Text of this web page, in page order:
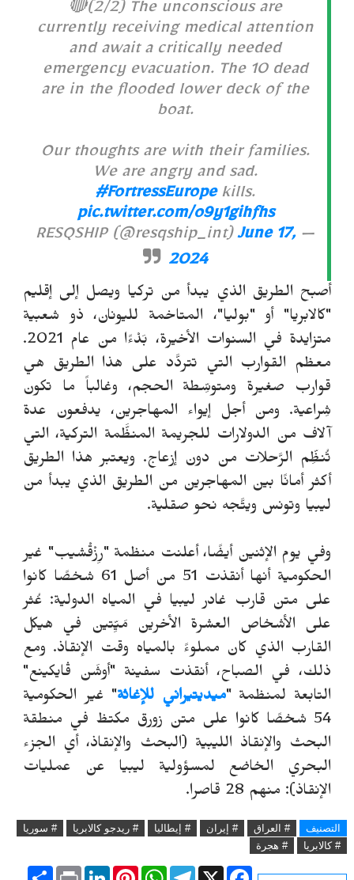
🔴(2/2) The unconscious are
currently receiving medical attention
and await a critically needed
emergency evacuation. The 10 dead
are in the flooded lower deck of the
boat.
Our thoughts are with their families.
We are angry and sad.
#FortressEuropekills.
pic.twitter.com/o9y1gihfhs
— RESQSHIP (@resqship_int)
June 17,
2024
أصبح الطريق الذي يبدأ من تركيا ويصل إلى إقليم
"كالابريا" أو "بوليا"، المتاخمة لليونان، ذو شعبية
متزايدة في السنوات الأخيرة، بَدْءًا من عام 2021.
معظم القوارب التي تتردَّد على هذا الطريق هي
قوارب صغيرة ومتوسِّطة الحجم، وغالباً ما تكون
شِراعية. ومن أجل إيواء المهاجرين، يدفعون عدة
آلاف من الدولارات للجريمة المنظَّمة التركية، التي
تُنظِّم الرَّحلات من دون إزعاج. ويعتبر هذا الطريق
أكثر أمانًا بين المهاجرين من الطريق الذي يبدأ من
ليبيا وتونس ويتَّجه نحو صقلية.
وفي يوم الإثنين أيضًا، أعلنت منظمة "رِزْقْشيب" غير
الحكومية أنها أنقذت 51 من أصل 61 شخصًا كانوا
على متن قارب غادر ليبيا في المياه الدولية: عُثر
على الأشخاص العشرة الأخرين مَيِّتين في هيكل
القارب الذي كان مملوءً بالمياه وقت الإنقاذ. ومع
ذلك، في الصباح، أنقذت سفينة "أوشَن ڤايكينع"
التابعة لمنظمة "ميديتيراني للإغاثة" غير الحكومية
54 شخصًا كانوا على متن زورق مكتظ في منطقة
البحث والإنقاذ الليبية (البحث والإنقاذ، أي الجزء
البحري الخاضع لمسؤولية ليبيا عن عمليات
الإنقاذ): منهم 28 قاصرا.
التصنيف # العراق # إيران # إيطاليا # ريدجو كالابريا
# سوريا
# كالابريا
# هجرة
S
P
L
P
W
T
X
F